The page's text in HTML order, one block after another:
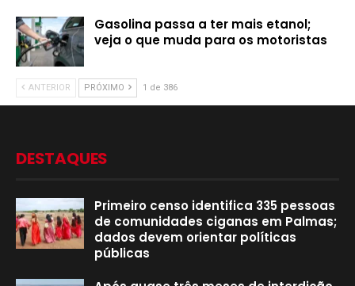
Gasolina passa a ter mais etanol;
veja o que muda para os motoristas
ANTERIOR PRÓXIMO 1 de 386
DESTAQUES
Primeiro censo identifica 335 pessoas
de comunidades ciganas em Palmas;
dados devem orientar políticas
públicas